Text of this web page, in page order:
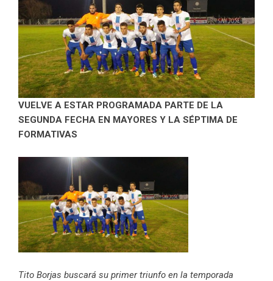
VUELVE A ESTAR PROGRAMADA PARTE DE LA
SEGUNDA FECHA EN MAYORES Y LA SÉPTIMA DE
FORMATIVAS
Tito Borjas buscará su primer triunfo en la temporada